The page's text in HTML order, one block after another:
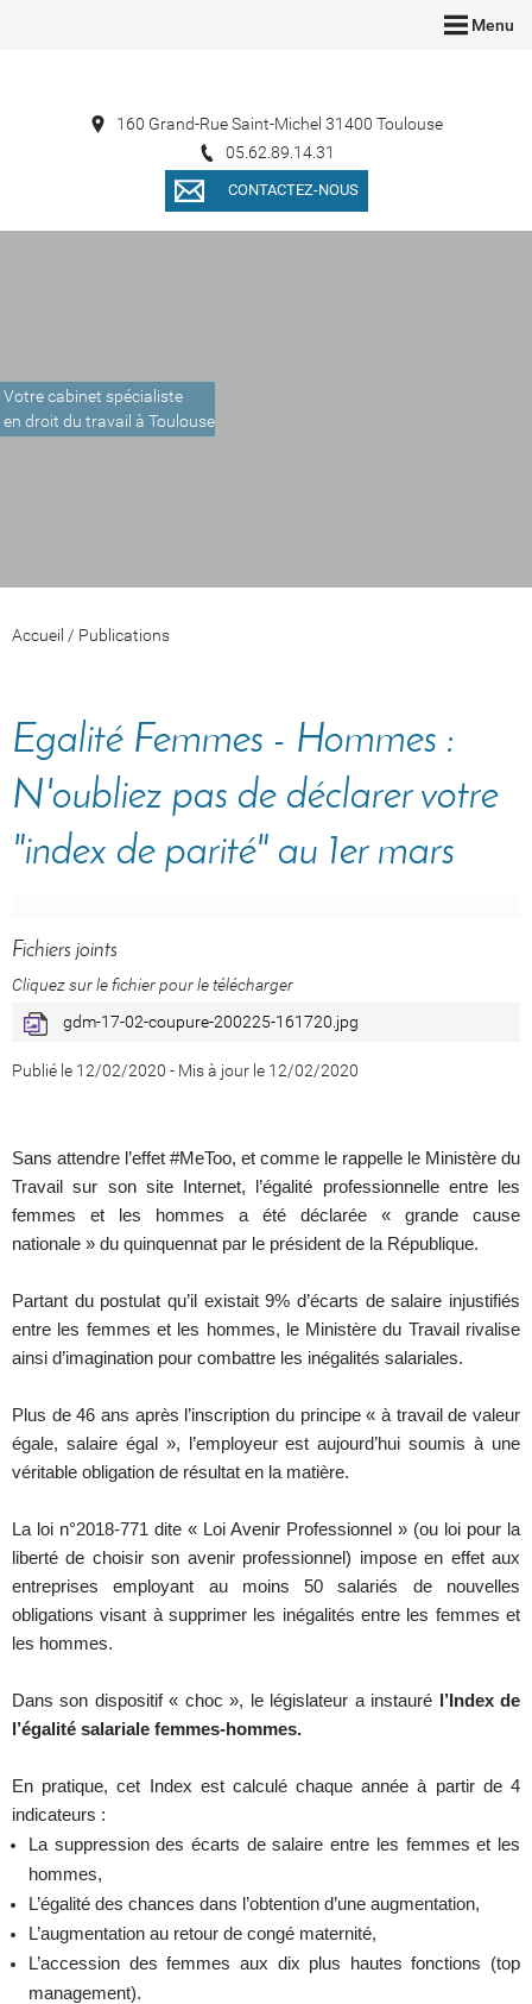
Menu
160 Grand-Rue Saint-Michel 31400 Toulouse
05.62.89.14.31
CONTACTEZ-NOUS
Votre cabinet spécialiste
en droit du travail à Toulouse
Accueil / Publications
Egalité Femmes - Hommes :
N'oubliez pas de déclarer votre
"index de parité" au 1er mars
Fichiers joints
Cliquez sur le fichier pour le télécharger
gdm-17-02-coupure-200225-161720.jpg
Publié le 12/02/2020 - Mis à jour le 12/02/2020
Sans attendre l’effet #MeToo, et comme le rappelle le Ministère du
Travail sur son site Internet, l’égalité professionnelle entre les
femmes et les hommes a été déclarée « grande cause
nationale » du quinquennat par le président de la République.
Partant du postulat qu’il existait 9% d’écarts de salaire injustifiés
entre les femmes et les hommes, le Ministère du Travail rivalise
ainsi d’imagination pour combattre les inégalités salariales.
Plus de 46 ans après l’inscription du principe « à travail de valeur
égale, salaire égal », l’employeur est aujourd’hui soumis à une
véritable obligation de résultat en la matière.
La loi n°2018-771 dite « Loi Avenir Professionnel » (ou loi pour la
liberté de choisir son avenir professionnel) impose en effet aux
entreprises employant au moins 50 salariés de nouvelles
obligations visant à supprimer les inégalités entre les femmes et
les hommes.
Dans son dispositif « choc », le législateur a instauré
l’Index de
l’égalité salariale femmes-hommes.
En pratique, cet Index est calculé chaque année à partir de 4
indicateurs :
La suppression des écarts de salaire entre les femmes et les
hommes,
L’égalité des chances dans l’obtention d’une augmentation,
L’augmentation au retour de congé maternité,
L’accession des femmes aux dix plus hautes fonctions (top
management).